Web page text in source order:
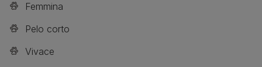
Femmina
Pelo corto
Vivace